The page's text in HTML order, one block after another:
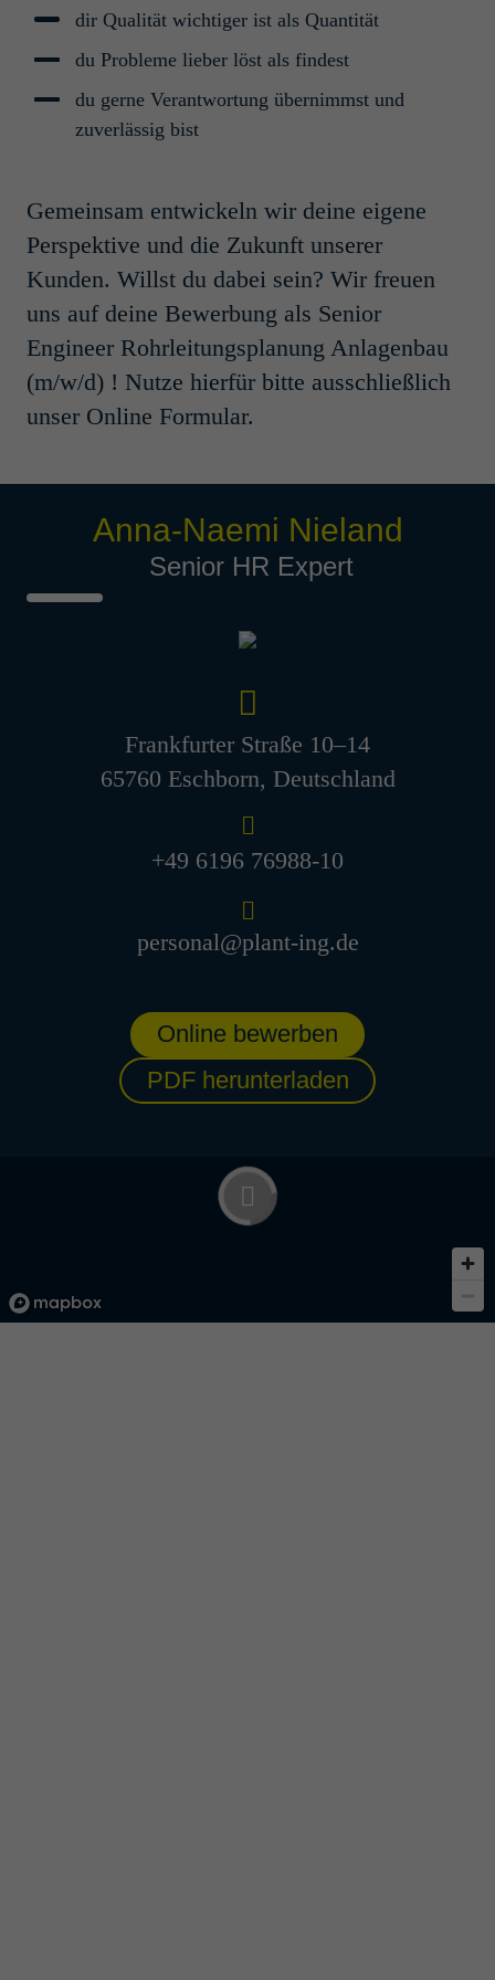
dir Qualität wichtiger ist als Quantität
du Probleme lieber löst als findest
du gerne Verantwortung übernimmst und
zuverlässig bist
Gemeinsam entwickeln wir deine eigene
Perspektive und die Zukunft unserer
Kunden. Willst du dabei sein? Wir freuen
uns auf deine Bewerbung als Senior
Engineer Rohrleitungsplanung Anlagenbau
(m/w/d) ! Nutze hierfür bitte ausschließlich
unser Online Formular.
Anna-Naemi Nieland
Senior HR Expert
Frankfurter Straße 10–14
65760 Eschborn, Deutschland
+49 6196 76988-10
personal@plant-ing.de
Online bewerben
PDF herunterladen
technik (m/w/d)
Hamburg, Deutschland
Young Professionals/Professionals
Eschborn, Deutschland
Inge­nieur / Tech­niker TGA
Anla­genbau (m/w/d)
Technische Gebäudeausrüstung
Eschborn, Deutschland
Senior Project Manager Anla­
genbau (m/w/d)
Professionals/Senior Professionals
Lead Engi­neer Verfah­rens­
technik (m/w/d)
Köln, Deutschland
Project Manager Anla­genbau
(m/w/d)
Young Professionals/Professionals
On-Site Repre­sen­ta­tive
Projektmanagement und -abwicklung
Professionals/Senior Professionals
Wilhelmshaven, Deutschland
On-Site Repre­sen­ta­tive
(m/w/d)